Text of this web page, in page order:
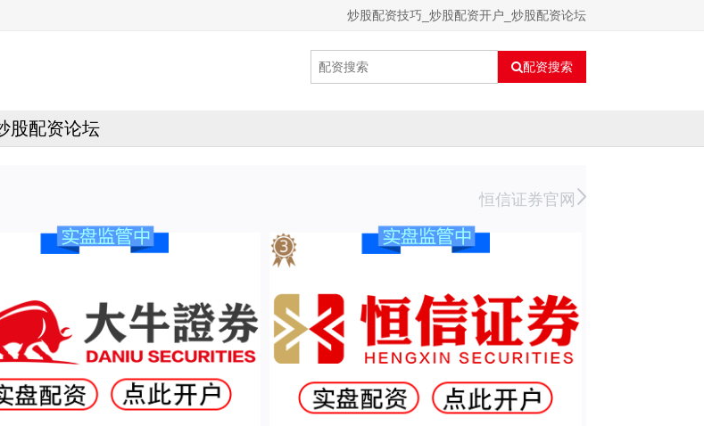
炒股配资技巧_炒股配资开户_炒股配资论坛
配资搜索
股配资论坛
恒信证券官网